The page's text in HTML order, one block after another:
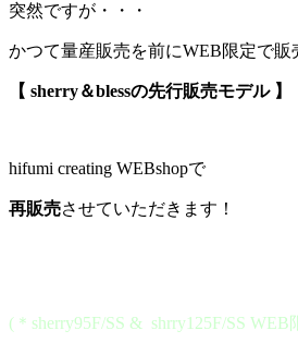
突然ですが・・・
かつて量産販売を前にWEB限定で販
【 sherry＆blessの先行販売モデル 】
hifumi creating WEBshopで
再販売させていただきます！
(＊sherry95F/SS & shrry125F/SS